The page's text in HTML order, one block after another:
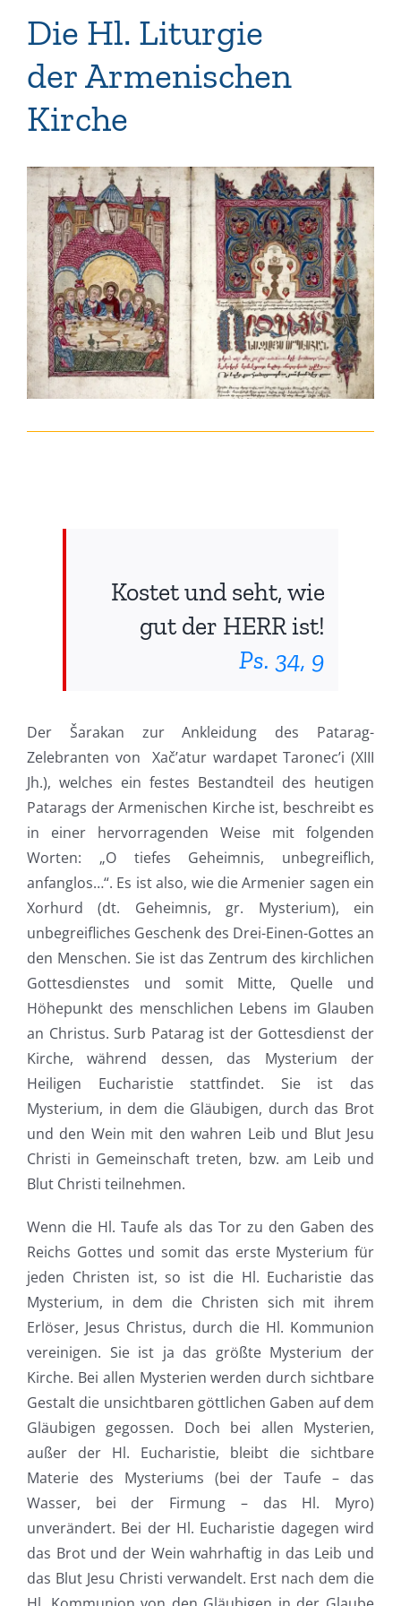
Die Hl. Liturgie
der Armenischen
Kirche
Kostet und seht, wie
gut der HERR ist!
Ps. 34, 9
Der Šarakan zur Ankleidung des Patarag-
Zelebranten von Xač’atur wardapet Taronec’i (XIII
Jh.), welches ein festes Bestandteil des heutigen
Patarags der Armenischen Kirche ist, beschreibt es
in einer hervorragenden Weise mit folgenden
Worten: „O tiefes Geheimnis, unbegreiflich,
anfanglos…“. Es ist also, wie die Armenier sagen ein
Xorhurd (dt. Geheimnis, gr. Mysterium), ein
unbegreifliches Geschenk des Drei-Einen-Gottes an
den Menschen. Sie ist das Zentrum des kirchlichen
Gottesdienstes und somit Mitte, Quelle und
Höhepunkt des menschlichen Lebens im Glauben
an Christus. Surb Patarag ist der Gottesdienst der
Kirche, während dessen, das Mysterium der
Heiligen Eucharistie stattfindet. Sie ist das
Mysterium, in dem die Gläubigen, durch das Brot
und den Wein mit den wahren Leib und Blut Jesu
Christi in Gemeinschaft treten, bzw. am Leib und
Blut Christi teilnehmen.
Wenn die Hl. Taufe als das Tor zu den Gaben des
Reichs Gottes und somit das erste Mysterium für
jeden Christen ist, so ist die Hl. Eucharistie das
Mysterium, in dem die Christen sich mit ihrem
Erlöser, Jesus Christus, durch die Hl. Kommunion
vereinigen. Sie ist ja das größte Mysterium der
Kirche. Bei allen Mysterien werden durch sichtbare
Gestalt die unsichtbaren göttlichen Gaben auf dem
Gläubigen gegossen. Doch bei allen Mysterien,
außer der Hl. Eucharistie, bleibt die sichtbare
Materie des Mysteriums (bei der Taufe – das
Wasser, bei der Firmung – das Hl. Myro)
unverändert. Bei der Hl. Eucharistie dagegen wird
das Brot und der Wein wahrhaftig in das Leib und
das Blut Jesu Christi verwandelt. Erst nach dem die